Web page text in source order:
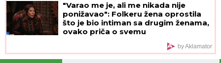
"Varao me je, ali me nikada nije
ponižavao": Folkeru žena oprostila
što je bio intiman sa drugim ženama,
ovako priča o svemu
by Aklamator